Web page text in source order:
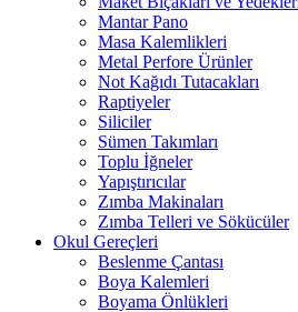
Mantar Pano
Masa Kalemlikleri
Metal Perfore Ürünler
Not Kağıdı Tutacakları
Raptiyeler
Siliciler
Sümen Takımları
Toplu İğneler
Yapıştırıcılar
Zımba Makinaları
Zımba Telleri ve Sökücüler
Okul Gereçleri
Beslenme Çantası
Boya Kalemleri
Boyama Önlükleri